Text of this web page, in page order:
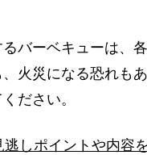
バーベキューは、
火災になる恐れも
ださい。
しポイントや内容